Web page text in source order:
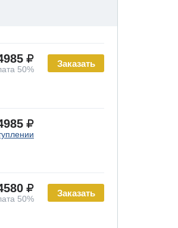
Заказать
50%
Заказать
50%